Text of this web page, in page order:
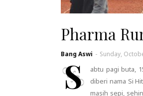
Pharma
Bang Aswi - Sunday,
S
abtu pagi buta,
diberi nama Si
masih sepi,